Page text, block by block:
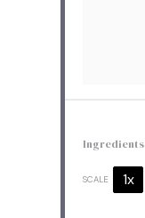
Ingredients
SCALE 1x